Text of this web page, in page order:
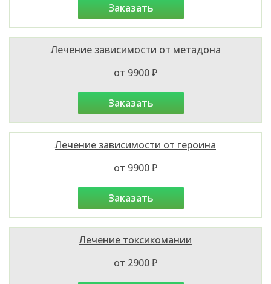
заказать
Лечение зависимости от метадона
от 9900 ₽
заказать
Лечение зависимости от героина
от 9900 ₽
заказать
Лечение токсикомании
от 2900 ₽